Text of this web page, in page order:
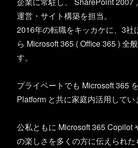
運営・サイト構築を担当。
2016年の転職をキッカケに、3社
ら Microsoft 365 ( Office 365 ) 全
す。
プライベートでも Microsoft 365
Platform と共に家庭内活用してい
公私ともに Microsoft 365 Copilot
の楽しさを多くの方に伝えられた